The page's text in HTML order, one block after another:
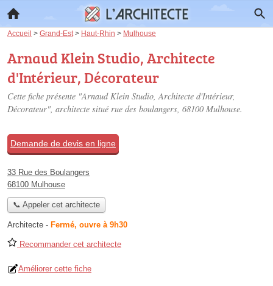
Accueil > Grand-Est > Haut-Rhin > Mulhouse
Arnaud Klein Studio, Architecte
d'Intérieur, Décorateur
Cette fiche présente "Arnaud Klein Studio, Architecte d'Intérieur,
Décorateur", architecte situé rue des boulangers, 68100 Mulhouse.
Demande de devis en ligne
33 Rue des Boulangers
68100 Mulhouse
📞 Appeler cet architecte
Architecte - Fermé, ouvre à 9h30
Recommander cet architecte
Améliorer cette fiche